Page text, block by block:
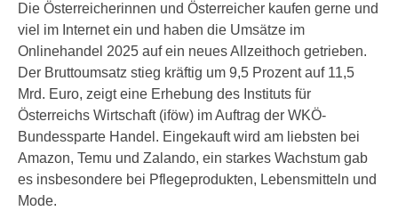
Die Österreicherinnen und Österreicher kaufen gerne und
viel im Internet ein und haben die Umsätze im
Onlinehandel 2025 auf ein neues Allzeithoch getrieben.
Der Bruttoumsatz stieg kräftig um 9,5 Prozent auf 11,5
Mrd. Euro, zeigt eine Erhebung des Instituts für
Österreichs Wirtschaft (iföw) im Auftrag der WKÖ-
Bundessparte Handel. Eingekauft wird am liebsten bei
Amazon, Temu und Zalando, ein starkes Wachstum gab
es insbesondere bei Pflegeprodukten, Lebensmitteln und
Mode.